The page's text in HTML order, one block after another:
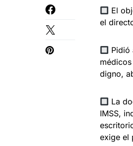
El
el
Pidió
digno,
La
IMSS,
exige el